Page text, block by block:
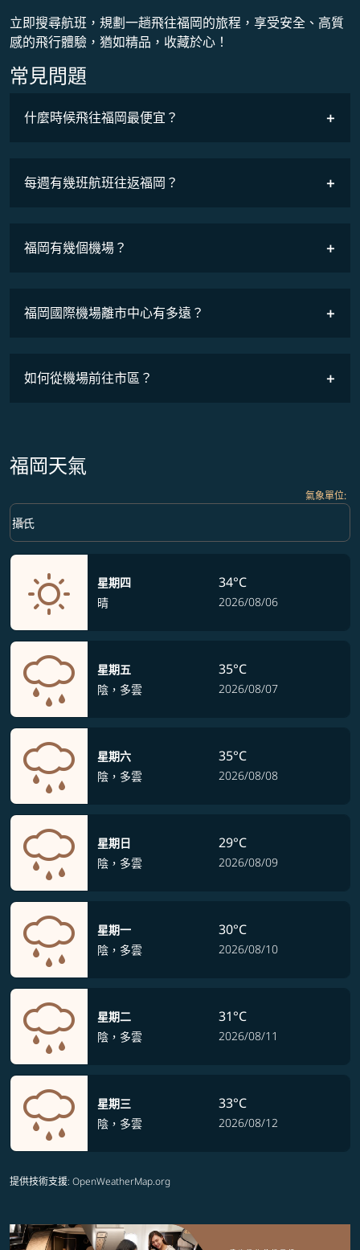
立即搜尋航班，規劃一趟飛往福岡的旅程，享受安全、高質
感的飛行體驗，猶如精品，收藏於心！
常見問題
什麼時候飛往福岡最便宜？
COSMILE會員
每週有幾班航班往返福岡？
福岡有幾個機場？
福岡國際機場離市中心有多遠？
如何從機場前往市區？
福岡天氣
氣象單位:
Weather unit option 攝氏 Selected
攝氏
keyboard_arrow_down
星期四
晴
34°C
2026/08/06
星期五
陰，多雲
35°C
2026/08/07
星期六
陰，多雲
35°C
2026/08/08
星期日
陰，多雲
29°C
2026/08/09
星期一
陰，多雲
30°C
2026/08/10
星期二
陰，多雲
31°C
2026/08/11
星期三
陰，多雲
33°C
2026/08/12
提供技術支援: OpenWeatherMap.org